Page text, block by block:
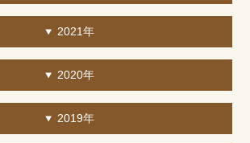
2021年
2020年
2019年